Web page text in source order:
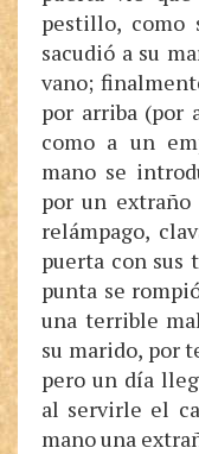
pestillo, como
sacudió a su
vano;
por arriba (por
como a un
mano se
por un
relámpago,
puerta con sus
punta se
una terrible
su marido, por
pero un día
al servirle el
mano una